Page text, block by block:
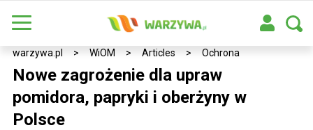
warzywa.pl > WiOM > Articles > Ochrona
Nowe zagrożenie dla upraw
pomidora, papryki i oberżyny w
Polsce